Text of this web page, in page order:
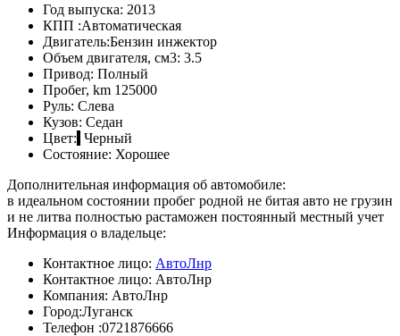
Год выпуска: 2013
КПП :Автоматическая
Двигатель:Бензин инжектор
Объем двигателя, см3: 3.5
Привод: Полный
Пробег, km 125000
Руль: Слева
Кузов: Седан
Цвет: Черный
Состояние: Хорошее
Дополнительная информация об автомобиле:
в идеальном состоянии пробег родной не битая авто не грузин
и не литва полностью растаможен постоянный местный учет
Информация о владельце:
Контактное лицо: АвтоЛнр
Контактное лицо: АвтоЛнр
Компания: АвтоЛнр
Город:Луганск
Телефон :0721876666